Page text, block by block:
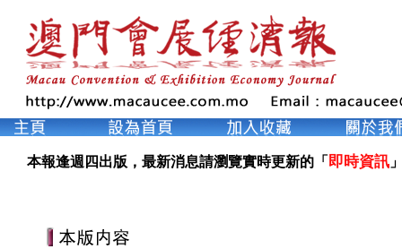
本報逢週四出版，最新消息請瀏覽實時更新的「 即時資訊